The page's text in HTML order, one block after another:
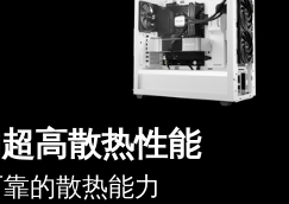
高散热性能
的散热能力